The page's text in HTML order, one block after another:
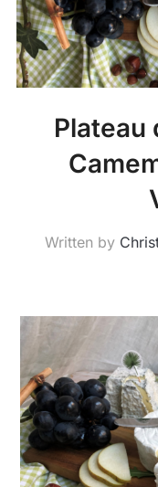
Plateau
Written by